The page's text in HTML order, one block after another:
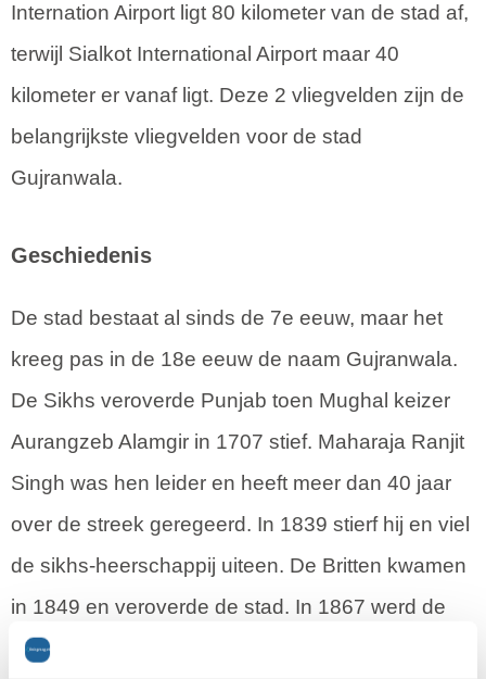
Internation Airport ligt 80 kilometer van de stad af,
terwijl Sialkot International Airport maar 40
kilometer er vanaf ligt. Deze 2 vliegvelden zijn de
belangrijkste vliegvelden voor de stad
Gujranwala.
Geschiedenis
De stad bestaat al sinds de 7e eeuw, maar het
kreeg pas in de 18e eeuw de naam Gujranwala.
De Sikhs veroverde Punjab toen Mughal keizer
Aurangzeb Alamgir in 1707 stief. Maharaja Ranjit
Singh was hen leider en heeft meer dan 40 jaar
over de streek geregeerd. In 1839 stierf hij en viel
de sikhs-heerschappij uiteen. De Britten kwamen
in 1849 en veroverde de stad. In 1867 werd de
gemeente Gujranwala opgericht door de Britten.